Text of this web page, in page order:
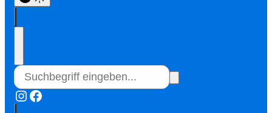
Instagram
Facebook